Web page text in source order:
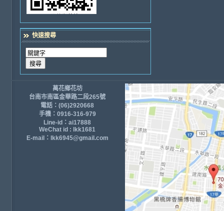
快速搜尋
萬花鄉花坊
台南市南區金華路二段265號
電話：(06)2920668
手機：0916-316-979
Line-id：ai17888
WeChat id : lkk1681
E-mail：lkk6945@gmail.com